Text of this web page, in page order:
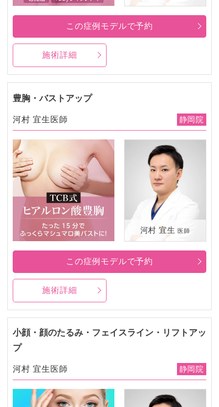
施術詳細
この症例モデルで予約
豊胸・バストアップ
河村 宜生医師 静岡院
河村 宜生 医師
施術詳細
この症例モデルで予約
小顔・顔のたるみ・フェイスライン・リフトアッ
プ
河村 宜生医師 静岡院